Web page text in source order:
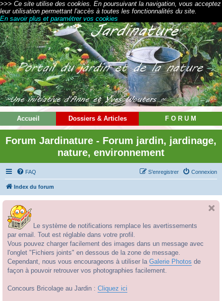
>>> Ce site utilise des cookies. En poursuivant la navigation, vous acceptez
leur utilisation permettant l'accès à toutes les fonctionnalités du site.
En savoir plus et paramétrer vos cookies
Accueil Dossiers & Articles F O R U M
Forum Jardinature - Forum jardin, jardinage,
nature, environnement
FAQ Connexion
S’enregistrer
Index du forum
Le système de notifications remplace les avertissements
par email. Tout est réglable dans votre profil.
Vous pouvez charger facilement des images dans un message avec
l'onglet "Fichiers joints" en dessous de la zone de message.
Cependant, nous vous encourageons à utiliser la Galerie Photos de
façon à pouvoir retrouver vos photographies facilement.
Concours Bricolage au Jardin : Cliquez ici